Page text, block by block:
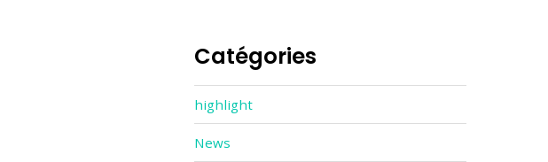
Catégories
highlight
News